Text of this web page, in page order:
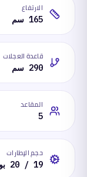
الارتفاع
165 سم
قاعدة العجلات
290 سم
المقاعد
5
حجم الإطارات
19 / 20 بوصة